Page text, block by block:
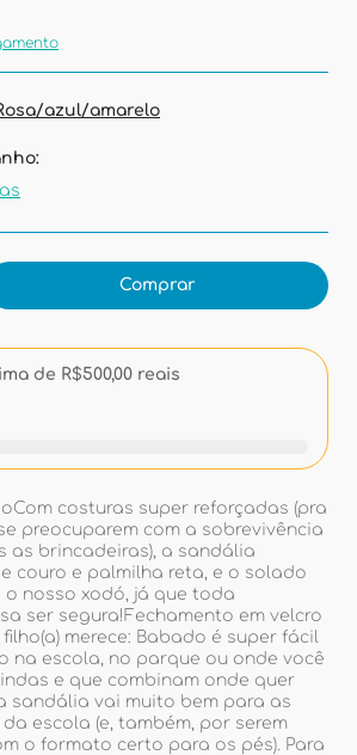
azul/amarelo
Comprar
de R$500,00 reais
costuras super reforçadas (pra
preocuparem com a sobrevivência
as brincadeiras), a sandália
couro e palmilha reta, e o solado
nosso xodó, já que toda
ser segura!Fechamento em velcro
merece: Babado é super fácil
na escola, no parque ou onde você
e que combinam onde quer
sandália vai muito bem para as
escola (e, também, por serem
o formato certo para os pés). Para